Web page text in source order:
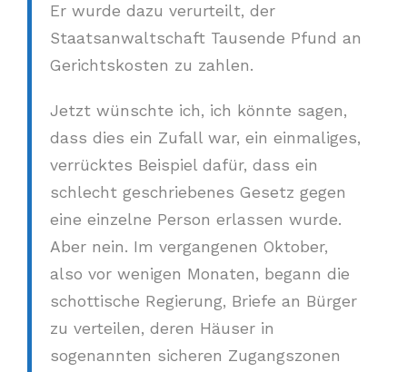
Er wurde dazu verurteilt, der
Staatsanwaltschaft Tausende Pfund an
Gerichtskosten zu zahlen.
Jetzt wünschte ich, ich könnte sagen,
dass dies ein Zufall war, ein einmaliges,
verrücktes Beispiel dafür, dass ein
schlecht geschriebenes Gesetz gegen
eine einzelne Person erlassen wurde.
Aber nein. Im vergangenen Oktober,
also vor wenigen Monaten, begann die
schottische Regierung, Briefe an Bürger
zu verteilen, deren Häuser in
sogenannten sicheren Zugangszonen